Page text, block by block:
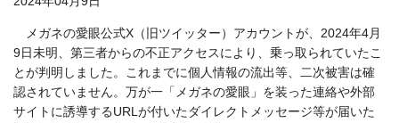
メガネの愛眼公式X（旧ツイッター）アカウントが、2024年4月
9日未明、第三者からの不正アクセスにより、乗っ取られていたこ
とが判明しました。これまでに個人情報の流出等、二次被害は確
認されていません。万が一「メガネの愛眼」を装った連絡や外部
サイトに誘導するURLが付いたダイレクトメッセージ等が届いた